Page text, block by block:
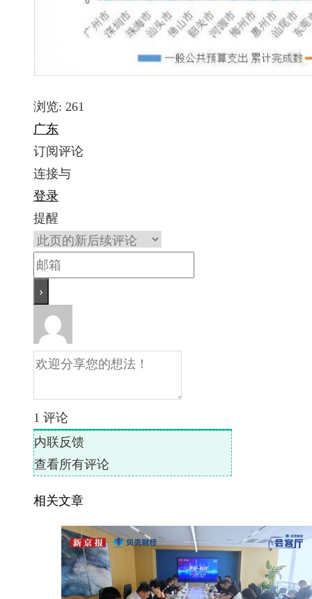
浏览: 261
广东
订阅评论
连接与
登录
提醒
1 评论
内联反馈
查看所有评论
相关文章